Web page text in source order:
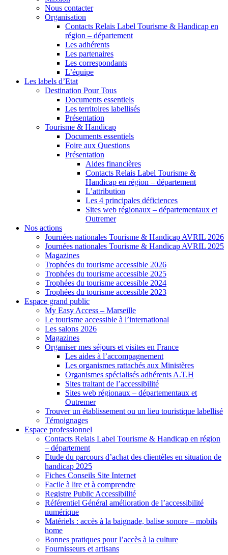
Nous contacter
Organisation
Contacts Relais Label Tourisme & Handicap en
région – département
Les adhérents
Les partenaires
Les correspondants
L’équipe
Les labels d’Etat
Destination Pour Tous
Documents essentiels
Les territoires labellisés
Présentation
Tourisme & Handicap
Documents essentiels
Foire aux Questions
Présentation
Aides financières
Contacts Relais Label Tourisme &
Handicap en région – département
L’attribution
Les 4 principales déficiences
Sites web régionaux – départementaux et
Outremer
Nos actions
Journées nationales Tourisme & Handicap AVRIL 2026
Journées nationales Tourisme & Handicap AVRIL 2025
Magazines
Trophées du tourisme accessible 2026
Trophées du tourisme accessible 2025
Trophées du tourisme accessible 2024
Trophées du tourisme accessible 2023
Espace grand public
My Easy Access – Marseille
Le tourisme accessible à l’international
Les salons 2026
Magazines
Organiser mes séjours et visites en France
Les aides à l’accompagnement
Les organismes rattachés aux Ministères
Organismes spécialisés adhérents A.T.H
Sites traitant de l’accessibilité
Sites web régionaux – départementaux et
Outremer
Trouver un établissement ou un lieu touristique labellisé
Témoignages
Espace professionnel
Contacts Relais Label Tourisme & Handicap en région
– département
Etude du parcours d’achat des clientèles en situation de
handicap 2025
Fiches Conseils Site Internet
Facile à lire et à comprendre
Registre Public Accessibilité
Référentiel Général amélioration de l’accessibilité
numérique
Matériels : accès à la baignade, balise sonore – mobils
home
Bonnes pratiques pour l’accès à la culture
Fournisseurs et artisans